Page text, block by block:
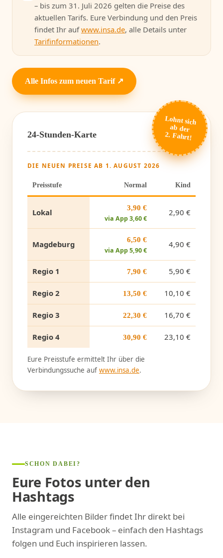
– bis zum 31. Juli 2026 gelten die Preise des
aktuellen Tarifs. Eure Verbindung und den Preis
findet Ihr aufwww.insa.de, alle Details unter
Tarifinformationen.
Alle Infos zum neuen Tarif ↗
Lohnt sich
ab der
2. Fahrt!
24-Stunden-Karte
DIE NEUEN PREISE AB 1. AUGUST 2026
Preisstufe Normal Kind
Lokal 3,90 €
via App 3,60 €
2,90 €
Magdeburg 6,50 €
via App 5,90 €
4,90 €
Regio 1 7,90 € 5,90 €
Regio 2 13,50 € 10,10 €
Regio 3 22,30 € 16,70 €
Regio 4 30,90 € 23,10 €
Eure Preisstufe ermittelt Ihr über die
Verbindungssuche auf www.insa.de.
SCHON DABEI?
Eure Fotos unter den
Hashtags
Alle eingereichten Bilder findet Ihr direkt bei
Instagram und Facebook – einfach den Hashtags
folgen und Euch inspirieren lassen.